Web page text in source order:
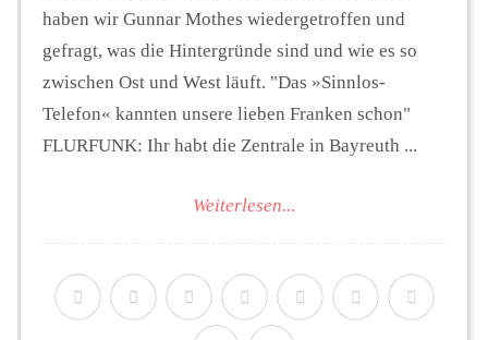
Unterstützen
haben wir Gunnar Mothes wiedergetroffen und
gefragt, was die Hintergründe sind und wie es so
zwischen Ost und West läuft. "Das »Sinnlos-
Telefon« kannten unsere lieben Franken schon"
FLURFUNK: Ihr habt die Zentrale in Bayreuth ...
Weiterlesen...